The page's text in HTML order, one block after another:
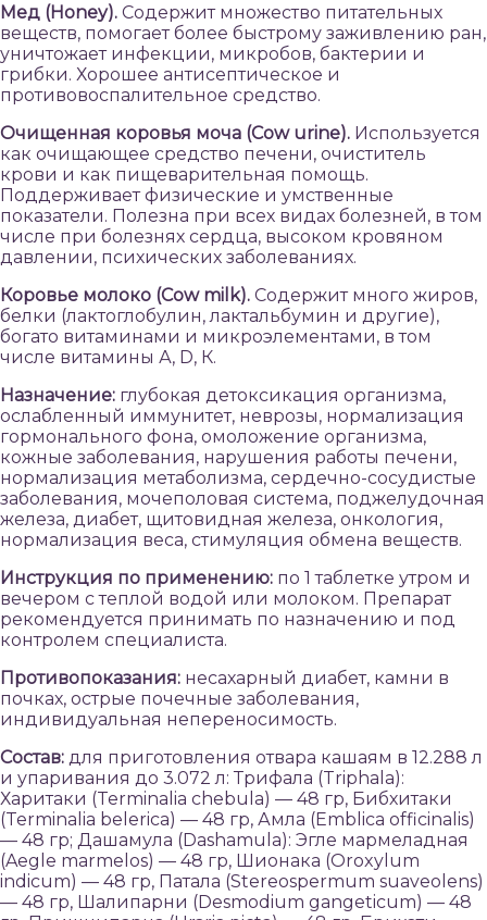
Мед (Honey). Содержит множество питательных
веществ, помогает более быстрому заживлению ран,
уничтожает инфекции, микробов, бактерии и
грибки. Хорошее антисептическое и
противовоспалительное средство.
Очищенная коровья моча (Сow urine). Используется
как очищающее средство печени, очиститель
крови и как пищеварительная помощь.
Поддерживает физические и умственные
показатели. Полезна при всех видах болезней, в том
числе при болезнях сердца, высоком кровяном
давлении, психических заболеваниях.
Коровье молоко (Cow milk). Содержит много жиров,
белки (лактоглобулин, лактальбумин и другие),
богато витаминами и микроэлементами, в том
числе витамины А, D, К.
Назначение: глубокая детоксикация организма,
ослабленный иммунитет, неврозы, нормализация
гормонального фона, омоложение организма,
кожные заболевания, нарушения работы печени,
нормализация метаболизма, сердечно-сосудистые
заболевания, мочеполовая система, поджелудочная
железа, диабет, щитовидная железа, онкология,
нормализация веса, стимуляция обмена веществ.
Инструкция по применению: по 1 таблетке утром и
вечером с теплой водой или молоком. Препарат
рекомендуется принимать по назначению и под
контролем специалиста.
Противопоказания: несахарный диабет, камни в
почках, острые почечные заболевания,
индивидуальная непереносимость.
Состав: для приготовления отвара кашаям в 12.288 л
и упаривания до 3.072 л: Трифала (Triphala):
Харитаки (Terminalia chebula) — 48 гр, Бибхитаки
(Terminalia belerica) — 48 гр, Амла (Emblica officinalis)
— 48 гр; Дашамула (Dashamula): Эгле мармеладная
(Aegle marmelos) — 48 гр, Шионака (Oroxylum
indicum) — 48 гр, Патала (Stereospermum suaveolens)
— 48 гр, Шалипарни (Desmodium gangeticum) — 48